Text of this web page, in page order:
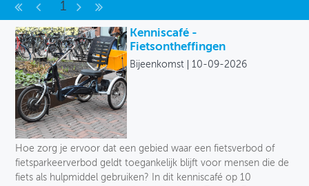
KENNISBANK
ADRESSENBOEK
OVER FIETSBERAAD
THEMASITES
MIJN PROFIEL
GEBRUIKER
Archief 1
Kenniscafé -
Fietsontheffingen
Bijeenkomst 10-09-2026
Hoe zorg je ervoor dat een gebied waar een fietsverbod of
fietsparkeerverbod geldt toegankelijk blijft voor mensen die de
fiets als hulpmiddel gebruiken? In dit kenniscafé op 10